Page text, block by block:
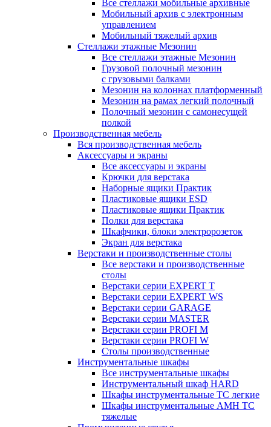
Все стеллажи мобильные архивные
Мобильный архив с электронным
управлением
Мобильный тяжелый архив
Стеллажи этажные Мезонин
Все стеллажи этажные Мезонин
Грузовой полочный мезонин
с грузовыми балками
Мезонин на колоннах платформенный
Мезонин на рамах легкий полочный
Полочный мезонин с самонесущей
полкой
Производственная мебель
Вся производственная мебель
Аксессуары и экраны
Все аксессуары и экраны
Крючки для верстака
Наборные ящики Практик
Пластиковые ящики ESD
Пластиковые ящики Практик
Полки для верстака
Шкафчики, блоки электророзеток
Экран для верстака
Верстаки и производственные столы
Все верстаки и производственные
столы
Верстаки серии EXPERT T
Верстаки серии EXPERT WS
Верстаки серии GARAGE
Верстаки серии MASTER
Верстаки серии PROFI M
Верстаки серии PROFI W
Столы производственные
Инструментальные шкафы
Все инструментальные шкафы
Инструментальный шкаф HARD
Шкафы инструментальные ТС легкие
Шкафы инструментальные AMH TC
тяжелые